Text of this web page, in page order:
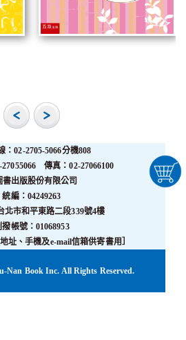
：02-2705-5066分機808
傳真：02-27066100
書出版股份有限公司
統編：04249263
北市和平東路二段339號4樓
撥帳號：01068953
址、手機及e-mail信箱供寄書用］
Nan Book Inc. All Rights Reserved.